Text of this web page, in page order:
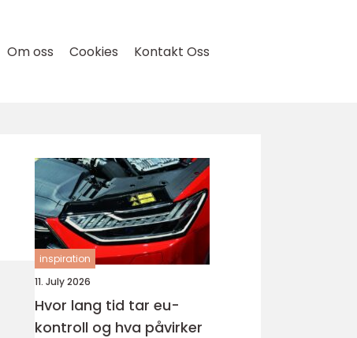
Om oss Cookies Kontakt Oss
inspiration
11. July 2026
Hvor lang tid tar eu-
kontroll og hva påvirker